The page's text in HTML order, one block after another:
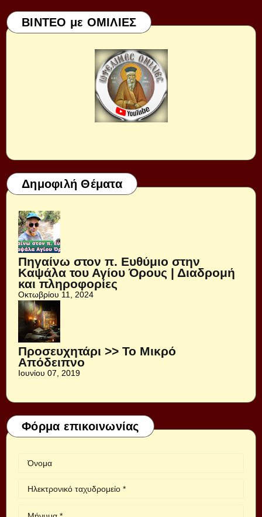
ΒΙΝΤΕΟ με ΟΜΙΛΙΕΣ
Δημοφιλή Θέματα
Πηγαίνω στον π. Ευθύμιο στην
Καψάλα του Αγίου Όρους | Διαδρομή
και πληροφορίες
Οκτωβρίου 11, 2024
Προσευχητάρι >> Το Μικρό
Απόδειπνο
Ιουνίου 07, 2019
Φόρμα επικοινωνίας